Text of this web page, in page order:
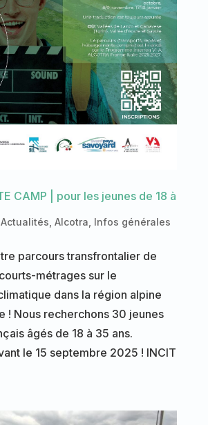
CAMP | pour les jeunes de 18 à
Actualités Alcotra Infos générales
parcours transfrontalier de
métrages sur le
dans la région alpine
! Nous recherchons 30 jeunes
âgés de 18 à 35 ans.
le 15 septembre 2025 ! INCIT